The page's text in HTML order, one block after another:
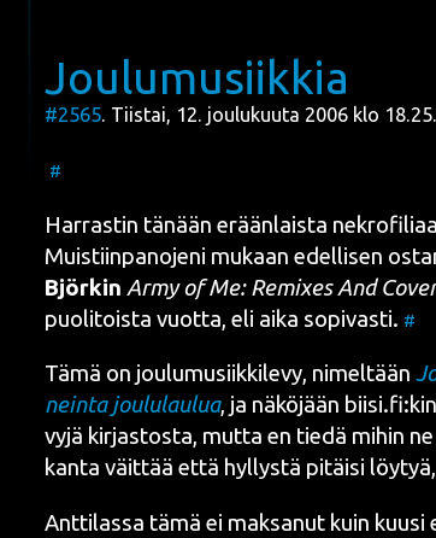
Joulumusiikkia
#2565 . Tiistai, 12. joulukuuta 2006 klo
#
Har­ras­tin tänään erään­lais­ta nek­ro­fi­li­aa
Muis­tiin­pa­no­je­ni mukaan edel­li­sen
Björkin Army of Me: Remixes And
puo­li­tois­ta vuot­ta, eli aika sopi­vas­ti. #
Tämä on jou­lu­musiik­ki­le­vy, nimel­tään
nein­ta jou­lu­lau­lua, ja näkö­jään
vy­jä kir­jas­tos­ta, mut­ta en tie­dä mihin
kan­ta väit­tää että hyl­lys­tä pitäi­si
Ant­ti­las­sa tämä ei mak­sa­nut kuin